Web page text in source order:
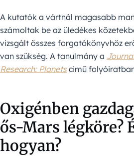
A kutatók a vártnál magasabb
számoltak be az üledékes
vizsgált összes forgatókönyvhöz
van szükség. A tanulmány a
Research: Planetscimű
Oxigénben
ős-Mars légköre?
hogyan?